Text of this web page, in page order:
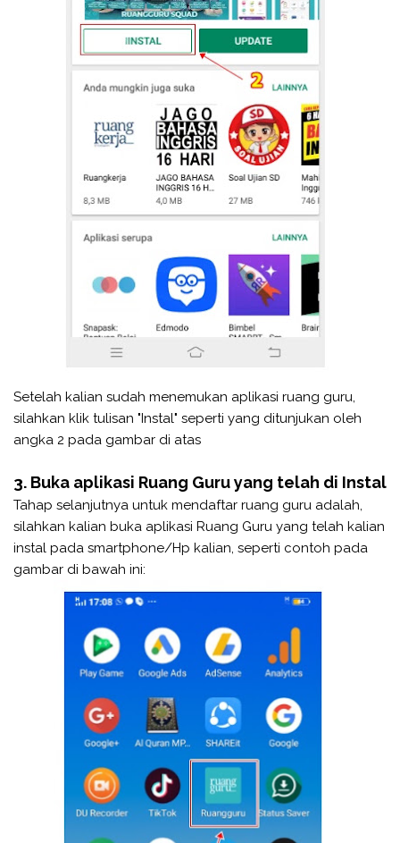
Setelah kalian sudah menemukan aplikasi ruang guru,
silahkan klik tulisan "Instal" seperti yang ditunjukan oleh
angka 2 pada gambar di atas
3. Buka aplikasi Ruang Guru yang telah di Instal
Tahap selanjutnya untuk mendaftar ruang guru adalah,
silahkan kalian buka aplikasi Ruang Guru yang telah kalian
instal pada smartphone/Hp kalian, seperti contoh pada
gambar di bawah ini: